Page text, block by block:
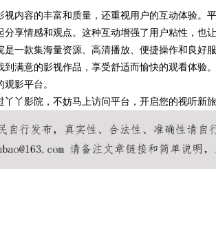
视内容的丰富和质量，还重视用户的互动体验。
分享情感和观点。这种互动增强了用户粘性，也
是一款集海量资源、高清播放、便捷操作和良好
到满意的影视作品，享受舒适而愉快的观看体验
影平台。
丫丫影院，不妨马上访问平台，开启您的视听新